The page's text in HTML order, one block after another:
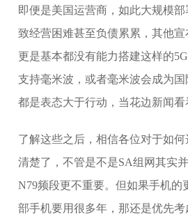
即便是美国运营商，如此大规模
致经营困难甚至负债累累，其他
更是基本都没有能力搭建这样的
支持毫米波，或者毫米波会成为国
都是表态大于行动，当花边新闻看
了解这些之后，相信各位对于如
清楚了，不管是不是SA组网其实
N79频段更不重要。但如果手机的
部手机要用很多年，那还是优先